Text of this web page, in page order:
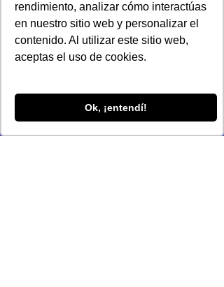
rendimiento, analizar cómo interactúas
en nuestro sitio web y personalizar el
contenido. Al utilizar este sitio web,
aceptas el uso de cookies.
Ok, ¡entendí!